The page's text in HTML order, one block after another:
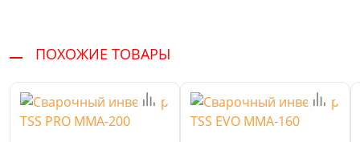
ПОХОЖИЕ ТОВАРЫ